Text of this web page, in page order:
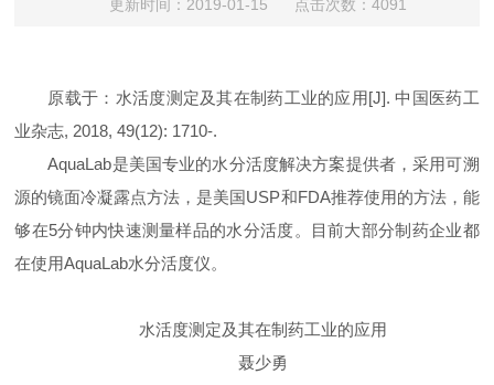
更新时间：2019-01-15 点击次数：4091
原载于：水活度测定及其在制药工业的应用[J].中国医药工
业杂志, 2018, 49(12): 1710-.
AquaLab是美国专业的水分活度解决方案提供者，采用可溯
源的镜面冷凝露点方法，是美国USP和FDA推荐使用的方法，能
够在5分钟内快速测量样品的水分活度。目前大部分制药企业都
在使用AquaLab水分活度仪。
水活度测定及其在制药工业的应用
聂少勇